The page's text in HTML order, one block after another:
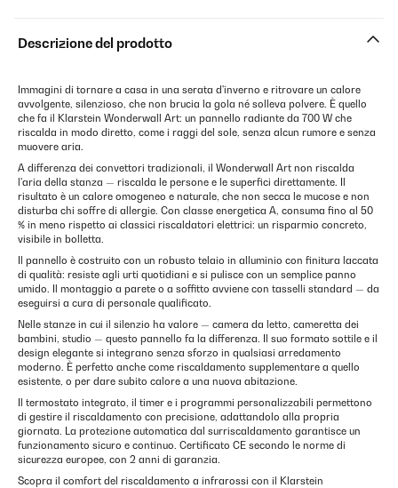
Descrizione del prodotto
Immagini di tornare a casa in una serata d'inverno e ritrovare un calore
avvolgente, silenzioso, che non brucia la gola né solleva polvere. È quello
che fa il Klarstein Wonderwall Art: un pannello radiante da 700 W che
riscalda in modo diretto, come i raggi del sole, senza alcun rumore e senza
muovere aria.
A differenza dei convettori tradizionali, il Wonderwall Art non riscalda
l'aria della stanza — riscalda le persone e le superfici direttamente. Il
risultato è un calore omogeneo e naturale, che non secca le mucose e non
disturba chi soffre di allergie. Con classe energetica A, consuma fino al 50
% in meno rispetto ai classici riscaldatori elettrici: un risparmio concreto,
visibile in bolletta.
Il pannello è costruito con un robusto telaio in alluminio con finitura laccata
di qualità: resiste agli urti quotidiani e si pulisce con un semplice panno
umido. Il montaggio a parete o a soffitto avviene con tasselli standard — da
eseguirsi a cura di personale qualificato.
Nelle stanze in cui il silenzio ha valore — camera da letto, cameretta dei
bambini, studio — questo pannello fa la differenza. Il suo formato sottile e il
design elegante si integrano senza sforzo in qualsiasi arredamento
moderno. È perfetto anche come riscaldamento supplementare a quello
esistente, o per dare subito calore a una nuova abitazione.
Il termostato integrato, il timer e i programmi personalizzabili permettono
di gestire il riscaldamento con precisione, adattandolo alla propria
giornata. La protezione automatica dal surriscaldamento garantisce un
funzionamento sicuro e continuo. Certificato CE secondo le norme di
sicurezza europee, con 2 anni di garanzia.
Scopra il comfort del riscaldamento a infrarossi con il Klarstein